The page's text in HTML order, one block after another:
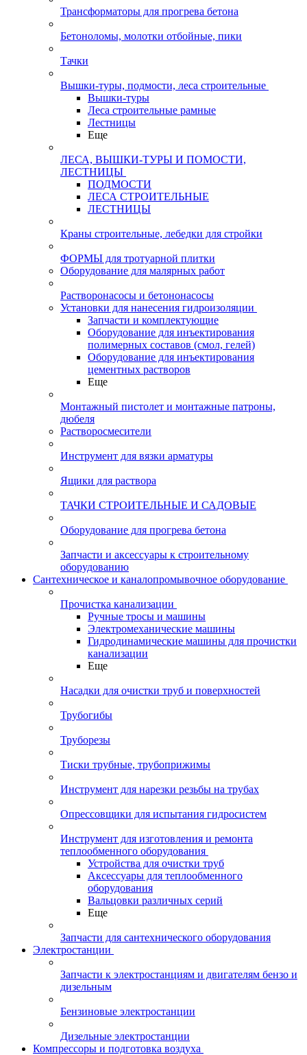
Трансформаторы для прогрева бетона
Бетоноломы, молотки отбойные, пики
Тачки
Вышки-туры, подмости, леса строительные
Вышки-туры
Леса строительные рамные
Лестницы
Еще
ЛЕСА, ВЫШКИ-ТУРЫ И ПОМОСТИ,
ЛЕСТНИЦЫ
ПОДМОСТИ
ЛЕСА СТРОИТЕЛЬНЫЕ
ЛЕСТНИЦЫ
Краны строительные, лебедки для стройки
ФОРМЫ для тротуарной плитки
Оборудование для малярных работ
Растворонасосы и бетононасосы
Установки для нанесения гидроизоляции
Запчасти и комплектующие
Оборудование для инъектирования
полимерных составов (смол, гелей)
Оборудование для инъектирования
цементных растворов
Еще
Монтажный пистолет и монтажные патроны,
дюбеля
Растворосмесители
Инструмент для вязки арматуры
Ящики для раствора
ТАЧКИ СТРОИТЕЛЬНЫЕ И САДОВЫЕ
Оборудование для прогрева бетона
Запчасти и аксессуары к строительному
оборудованию
Сантехническое и каналопромывочное оборудование
Прочистка канализации
Ручные тросы и машины
Электромеханические машины
Гидродинамические машины для прочистки
канализации
Еще
Насадки для очистки труб и поверхностей
Трубогибы
Труборезы
Тиски трубные, трубоприжимы
Инструмент для нарезки резьбы на трубах
Опрессовщики для испытания гидросистем
Инструмент для изготовления и ремонта
теплообменного оборудования
Устройства для очистки труб
Аксессуары для теплообменного
оборудования
Вальцовки различных серий
Еще
Запчасти для сантехнического оборудования
Электростанции
Запчасти к электростанциям и двигателям бензо и
дизельным
Бензиновые электростанции
Дизельные электростанции
Компрессоры и подготовка воздуха